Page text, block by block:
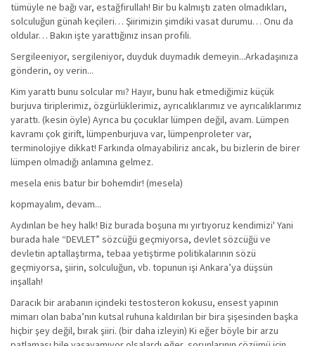
tümüyle ne bağı var, estağfirullah! Bir bu kalmıştı zaten olmadıkları,
solculuğun günah keçileri… Şiirimizin şimdiki vasat durumu… Onu da
oldular… Bakın işte yarattığınız insan profili.
Sergileeniyor, sergileniyor, duyduk duymadık demeyin...Arkadaşınıza
gönderin, oy verin...
Kim yarattı bunu solcular mı? Hayır, bunu hak etmediğimiz küçük
burjuva tiriplerimiz, özgürlüklerimiz, ayrıcalıklarımız ve ayrıcalıklarımız
yarattı. (kesin öyle) Ayrıca bu çocuklar lümpen değil, avam. Lümpen
kavramı çok girift, lümpenburjuva var, lümpenproleter var,
terminolojiye dikkat! Farkında olmayabiliriz ancak, bu bizlerin de birer
lümpen olmadığı anlamına gelmez.
mesela enis batur bir bohemdir! (mesela)
kopmayalım, devam...
Aydınlan be hey halk! Biz burada boşuna mı yırtıyoruz kendimizi' Yani
burada hale “DEVLET” sözcüğü geçmiyorsa, devlet sözcüğü ve
devletin aptallaştırma, tebaa yetiştirme politikalarının sözü
geçmiyorsa, şiirin, solculuğun, vb. topunun işi Ankara’ya düşsün
inşallah!
Daracık bir arabanın içindeki testosteron kokusu, ensest yapının
mimarı olan baba’nın kutsal ruhuna kaldırılan bir bira şişesinden başka
hiçbir şey değil, bırak şiiri. (bir daha izleyin) Ki eğer böyle bir arzu